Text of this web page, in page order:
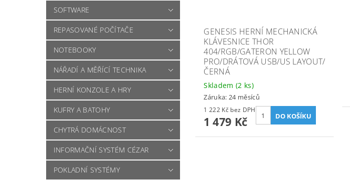
SOFTWARE
REPASOVANÉ POČÍTAČE
NOTEBOOKY
NÁŘADÍ A MĚŘÍCÍ TECHNIKA
HERNÍ KONZOLE A HRY
KUFRY A BATOHY
CHYTRÁ DOMÁCNOST
INFORMAČNÍ SYSTÉM CÉZAR
POKLADNÍ SYSTÉMY
GENESIS HERNÍ MECHANICKÁ
KLÁVESNICE THOR
404/RGB/GATERON YELLOW
PRO/DRÁTOVÁ USB/US LAYOUT/
ČERNÁ
Skladem (2 ks)
Záruka: 24 měsíců
1 222 Kč bez DPH
1 479 Kč